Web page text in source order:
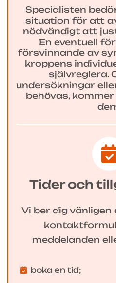
Specialisten
situation för att
nödvändigt att
En eventuell
försvinnande av
kroppens
självreglera.
undersökningar
behövas,
Tider och
Vi ber dig
meddelanden
boka en tid;